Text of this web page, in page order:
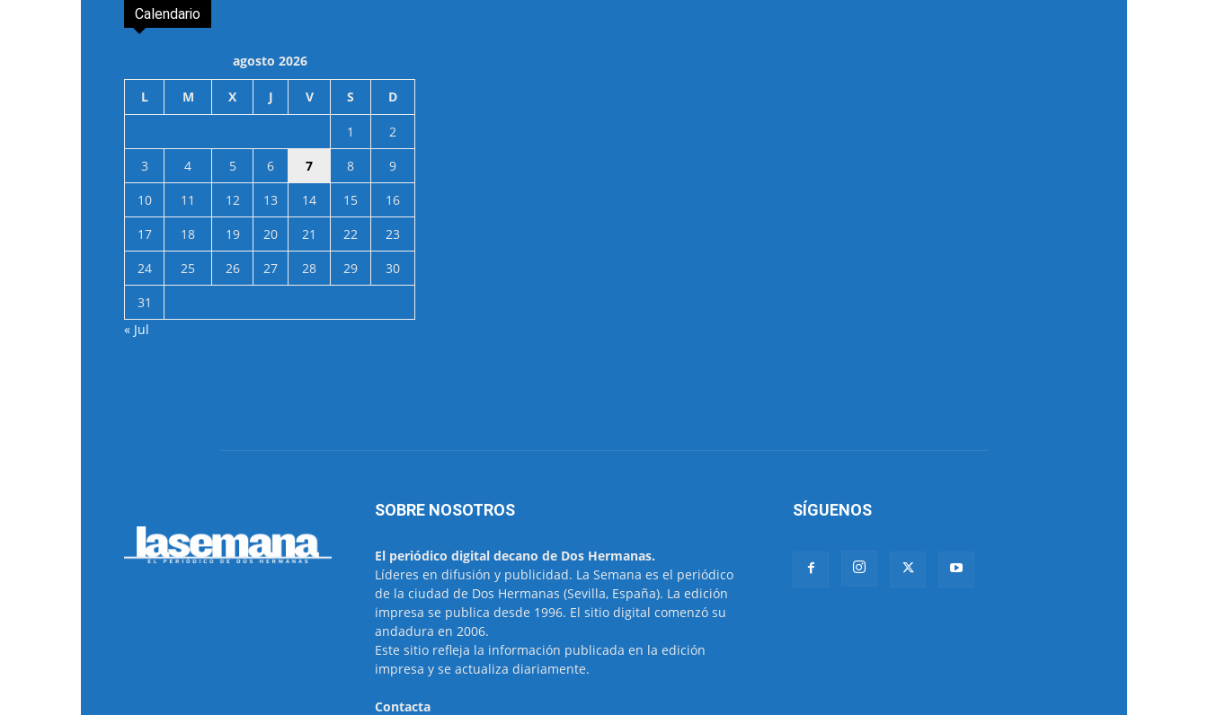
Calendario
agosto 2026
L M X J V S D
1
2
3
4 5 6 7 8
9
10
11 12 13 14 15
16
17
18 19 20 21 22
23
24
25 26 27 28 29
30
31
« Jul
SOBRE NOSOTROS
El periódico digital decano de Dos Hermanas.
Líderes en difusión y publicidad. La Semana es el periódico
de la ciudad de Dos Hermanas (Sevilla, España). La edición
impresa se publica desde 1996. El sitio digital comenzó su
andadura en 2006.
Este sitio refleja la información publicada en la edición
impresa y se actualiza diariamente.
Contacta
SÍGUENOS